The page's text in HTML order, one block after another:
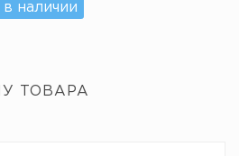
в наличии
ТОВАРА